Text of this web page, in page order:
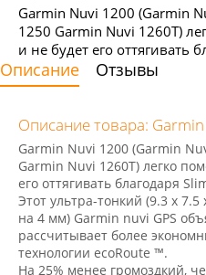
Garmin Nuvi 1200 (Garmin
1250 Garmin Nuvi 1260T)
и не будет его оттягивать
Описание Отзывы
Описание товара:
Garmin Nuvi 1200 (Garmin
Garmin Nuvi 1260T) легко
его оттягивать благодаря
Этот ультра-тонкий (9.3 x 7.5
на 4 мм) Garmin nuvi GPS
рассчитывает более
технологии ecoRoute ™.
На 25% менее громоздкий,